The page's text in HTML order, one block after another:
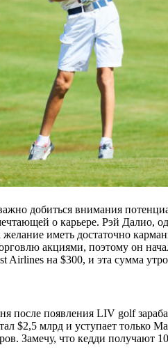
добиться внимания
о карьере. Рэй Далио,
желание иметь достаточно
акциями, поэтому он
Airlines на $300, и эта сумма
после появления LIV golf
$2,5 млрд и уступает только
Замечу, что кедди получают